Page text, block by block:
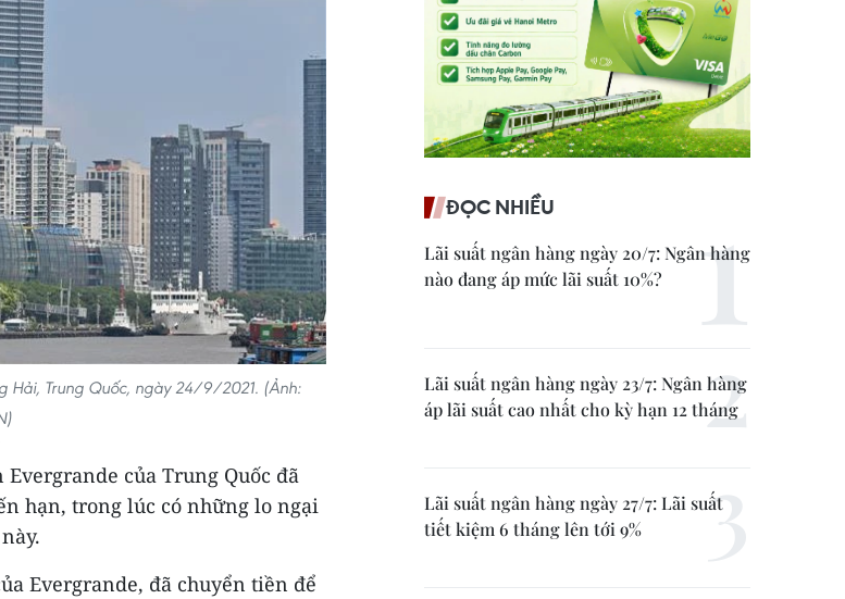
Hải, Trung Quốc, ngày 24/9/2021. (Ảnh:
của Trung Quốc đã
hạn, trong lúc có những lo ngại
Evergrande, đã chuyển tiền để
ĐỌC NHIỀU
Lãi suất ngân hàng ngày 20/7: Ngân hàng
nào đang áp mức lãi suất 10%?
Lãi suất ngân hàng ngày 23/7: Ngân hàng
áp lãi suất cao nhất cho kỳ hạn 12 tháng
Lãi suất ngân hàng ngày 27/7: Lãi suất
tiết kiệm 6 tháng lên tới 9%